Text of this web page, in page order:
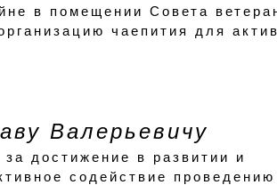
в помещении Совета
чаепития для
Валерьевичу
достижение в развитии и
содействие проведению